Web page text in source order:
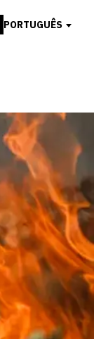
PORTUGUÊS